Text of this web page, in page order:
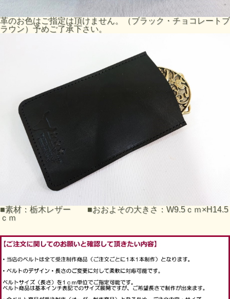
革のお色はご指定は頂けません。（ブラック・チョコレートブ
ラウン）予めご了承下さい。
■素材：栃木レザー ■おおよその大きさ：W9.5ｃｍ×H14.5
ｃｍ